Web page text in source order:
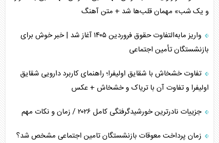
مصالحه نافرجام سعودی – اماراتی
محدودیت صادرات نفت عربستان
پشت‌پرده خشم ترامپ از رسانه‌های منتقد
چگونه مقاومت صحنه جنگ را تغییر می‌دهد؟
و یک شب» مهمان قلب‌ها شد + متن آهنگ
واریز مابه‌التفاوت حقوق فروردین ۱۴۰۵ آغاز شد | خبر خوش برای
بازنشستگان تأمین اجتماعی
تفاوت خشخاش با شقایق اولیفرا؛ راهنمای کاربرد دارویی شقایق
اولیفرا و تفاوت آن با تریاک و خشخاش + عکس
جزییات نادرترین خورشیدگرفتگی کامل ۲۰۲۶ / زمان و نکات مهم
زمان پرداخت معوقات بازنشستگان تامین اجتماعی مشخص شد؟